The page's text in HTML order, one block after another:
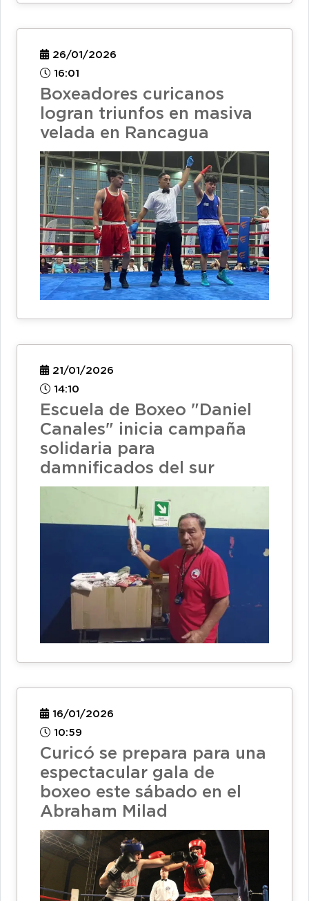
26/01/2026
16:01
Boxeadores curicanos
logran triunfos en masiva
velada en Rancagua
21/01/2026
14:10
Escuela de Boxeo "Daniel
Canales" inicia campaña
solidaria para
damnificados del sur
16/01/2026
10:59
Curicó se prepara para una
espectacular gala de
boxeo este sábado en el
Abraham Milad